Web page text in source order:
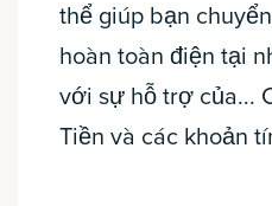
thể giúp bạn
hoàn toàn điện tại
với sự hỗ trợ của...
Tiền và các khoản